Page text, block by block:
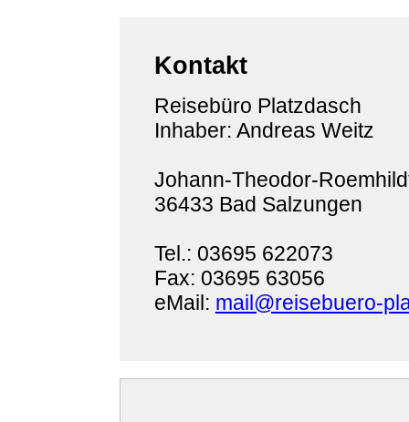
Kontakt
Reisebüro Platzdasch
Inhaber: Andreas Weitz
Johann-Theodor-
36433 Bad Salzungen
Tel.: 03695 622073
Fax: 03695 63056
eMail: mail@reisebuero-